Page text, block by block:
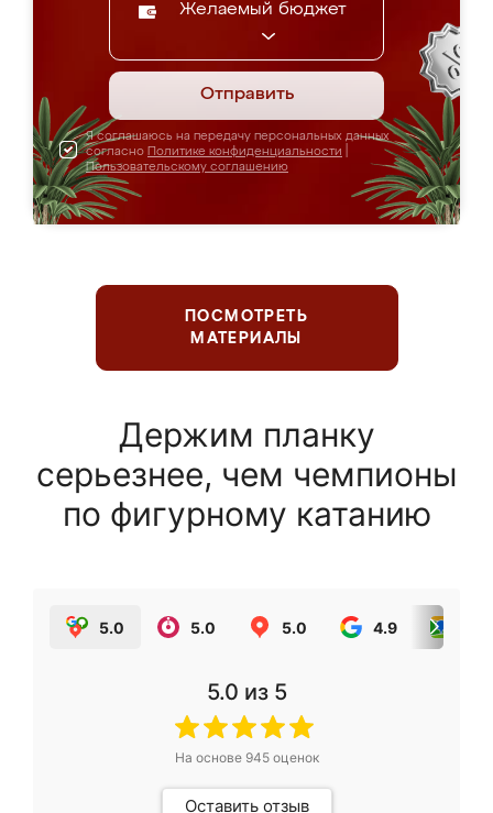
Желаемый бюджет
Отправить
Я соглашаюсь на передачу персональных данных
согласно Политике конфиденциальности
Пользовательскому соглашению
ПОСМОТРЕТЬ
МАТЕРИАЛЫ
Держим планку
серьезнее, чем чемпионы
по фигурному катанию
5.0 5.0 5.0 4.9
5.0 из 5
На основе 945оценок
Оставить отзыв